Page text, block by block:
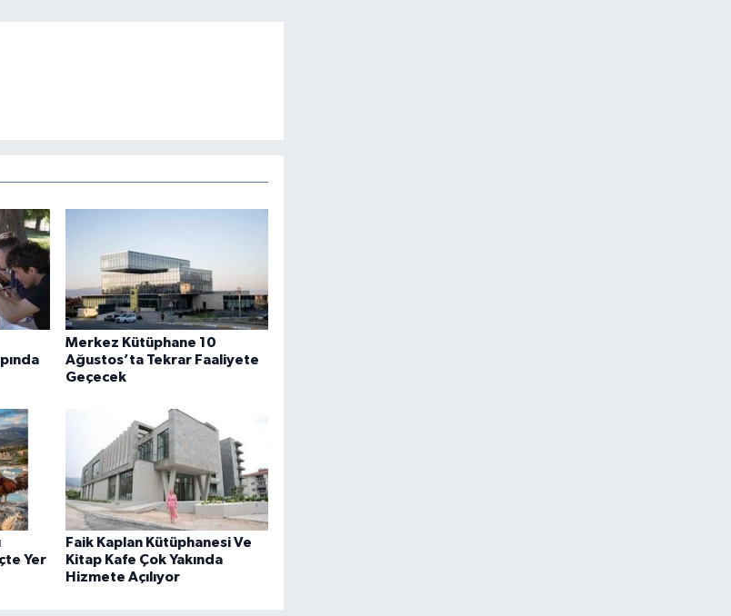
Merkez Kütüphane 10
Ağustos’ta Tekrar Faaliyete
Geçecek
Yer
Faik Kaplan Kütüphanesi Ve
Kitap Kafe Çok Yakında
Hizmete Açılıyor